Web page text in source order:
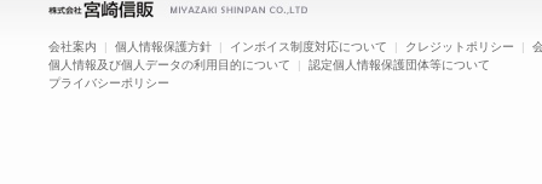
会社案内 | 個人情報保護方針 | インボイス制度対応について | クレジットポリシー |
個人情報及び個人データの利用目的について | 認定個人情報保護団体等について
プライバシーポリシー